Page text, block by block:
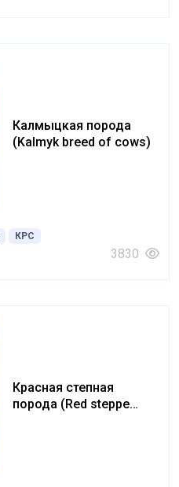
Калмыцкая порода
(Kalmyk breed of cows)
КРС
3830
Красная степная
порода (Red steppe